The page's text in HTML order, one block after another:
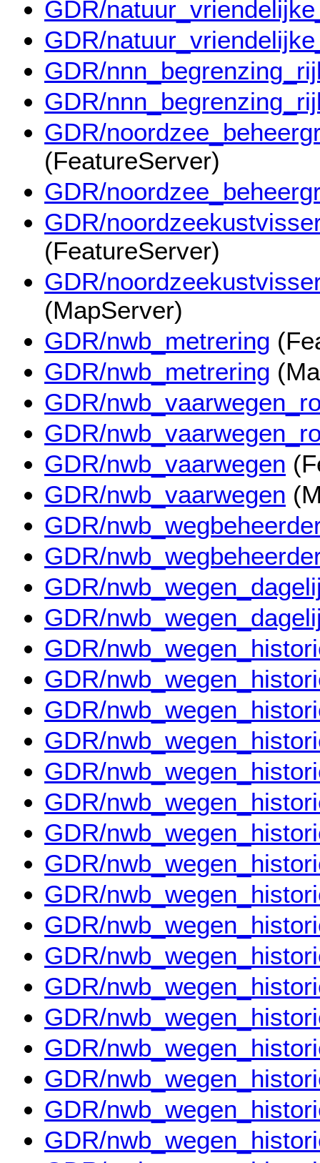
GDR/
GDR/
GDR/
GDR/
GDR/
(FeatureServer)
GDR/
GDR/
(FeatureServer)
GDR/
(MapServer)
GDR/nwb_metrering
GDR/nwb_metrering
GDR/
GDR/
GDR/nwb_vaarwegen
GDR/nwb_vaarwegen
GDR/
GDR/
GDR/
GDR/
GDR/
GDR/
GDR/
GDR/
GDR/
GDR/
GDR/
GDR/
GDR/
GDR/
GDR/
GDR/
GDR/
GDR/
GDR/
GDR/
GDR/